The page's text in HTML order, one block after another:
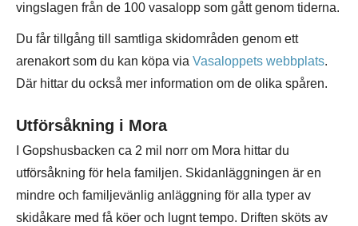
vingslagen från de 100 vasalopp som gått genom tiderna.
Du får tillgång till samtliga skidområden genom ett
arenakort som du kan köpa via Vasaloppets webbplats.
Där hittar du också mer information om de olika spåren.
Utförsåkning i Mora
I Gopshusbacken ca 2 mil norr om Mora hittar du
utförsåkning för hela familjen. Skidanläggningen är en
mindre och familjevänlig anläggning för alla typer av
skidåkare med få köer och lugnt tempo. Driften sköts av